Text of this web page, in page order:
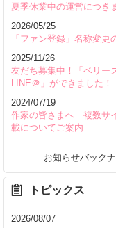
夏季休業中の運営につき
2026/05/25
「ファン登録」名称変更
2025/11/26
友だち募集中！「ベリー
LINE＠」ができました！
2024/07/19
作家の皆さまへ 複数サ
載についてご案内
お知らせバック
トピックス
2026/08/07